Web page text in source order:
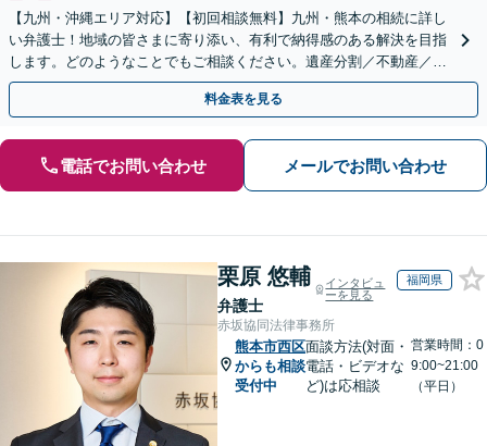
【九州・沖縄エリア対応】【初回相談無料】九州・熊本の相続に詳し
い弁護士！地域の皆さまに寄り添い、有利で納得感のある解決を目指
します。どのようなことでもご相談ください。遺産分割／不動産／遺
言書／使い込み／寄与分／遺留分／相続放棄【完全個室】
料金表を見る
電話でお問い合わせ メールでお問い合わせ
栗原 悠輔
弁護士
インタビュ
ーを見る
福岡県
赤坂協同法律事務所
熊本市西区
からも相談
受付中
面談方法(対面・
電話・ビデオな
ど)は応相談
営業時間：0
9:00~21:00
（平日）